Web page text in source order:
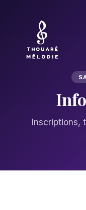
Inscriptions,